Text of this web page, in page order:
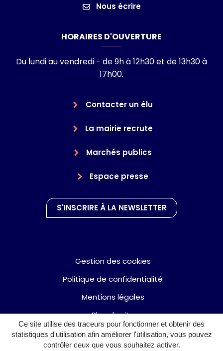
Ce site utilise des traceurs pour fonctionner et obtenir des
statistiques d'utilisation afin améliorer l'utilisation, vous pouvez
contrôler ceux que vous souhaitez activer.
Nous écrire
HORAIRES D'OUVERTURE
Du lundi au vendredi - de 9h à 12h30 et de 13h30 à
17h00.
Contacter un élu
La mairie recrute
Marchés publics
Espace presse
S'INSCRIRE À LA NEWSLETTER
Gestion des cookies
Politique de confidentialité
Mentions légales
Plan du site
Accessibilité : partiellement conforme